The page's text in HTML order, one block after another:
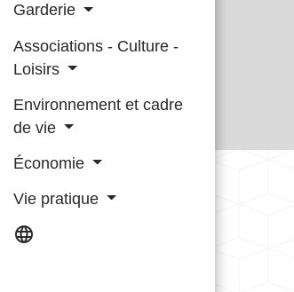
Garderie
Associations - Culture -
Loisirs
Environnement et cadre
de vie
Économie
Vie pratique
language